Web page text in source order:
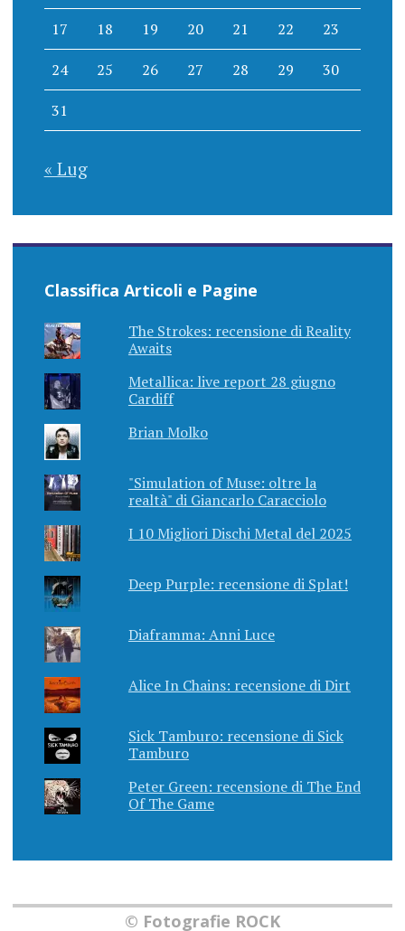
17 18 19 20 21 22 23
24 25 26 27 28 29 30
31
« Lug
Classifica Articoli e Pagine
The Strokes: recensione di Reality
Awaits
Metallica: live report 28 giugno
Cardiff
Brian Molko
"Simulation of Muse: oltre la
realtà" di Giancarlo Caracciolo
I 10 Migliori Dischi Metal del 2025
Deep Purple: recensione di Splat!
Diaframma: Anni Luce
Alice In Chains: recensione di Dirt
Sick Tamburo: recensione di Sick
Tamburo
Peter Green: recensione di The End
Of The Game
© Fotografie ROCK